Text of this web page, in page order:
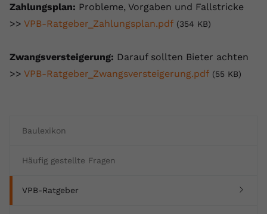
Baulexikon
Häufig gestellte Fragen
VPB-Ratgeber(current)
Zahlungsplan: Probleme, Vorgaben und Fallstricke
>> VPB-Ratgeber_Zahlungsplan.pdf (354 KB)
Zwangsversteigerung: Darauf sollten Bieter achten
>> VPB-Ratgeber_Zwangsversteigerung.pdf (55 KB)